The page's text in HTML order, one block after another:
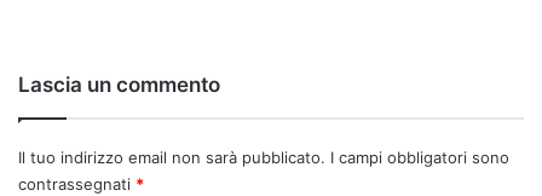
Lascia un commento
Il tuo indirizzo email non sarà pubblicato. I campi obbligatori sono
contrassegnati *